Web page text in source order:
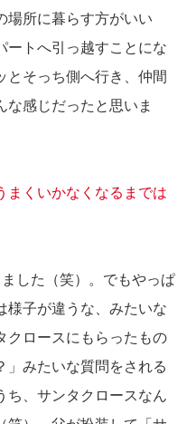
場所に暮らす方がいい
ートへ引っ越すことにな
とそっち側へ行き、仲間
な感じだったと思いま
くいかなくなるまでは
した（笑）。でもやっぱ
様子が違うな、みたいな
クロースにもらったもの
」みたいな質問をされる
ち、サンタクロースなん